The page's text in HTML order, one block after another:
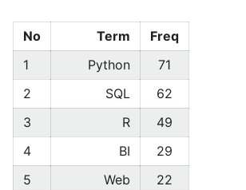
No Term
Freq
1
Python
71
2
SQL
62
3
R
49
4
BI
29
5
Web
22